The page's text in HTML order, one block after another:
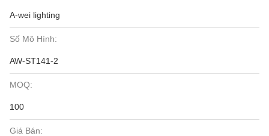
A-wei lighting
Số Mô Hình:
AW-ST141-2
MOQ:
100
Giá Bán: